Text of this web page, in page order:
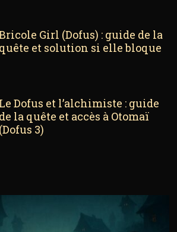
Girl (Dofus) : guide de la
quête et solution si elle bloque
Le Dofus et l’alchimiste : guide
de la quête et accès à Otomaï
(Dofus 3)